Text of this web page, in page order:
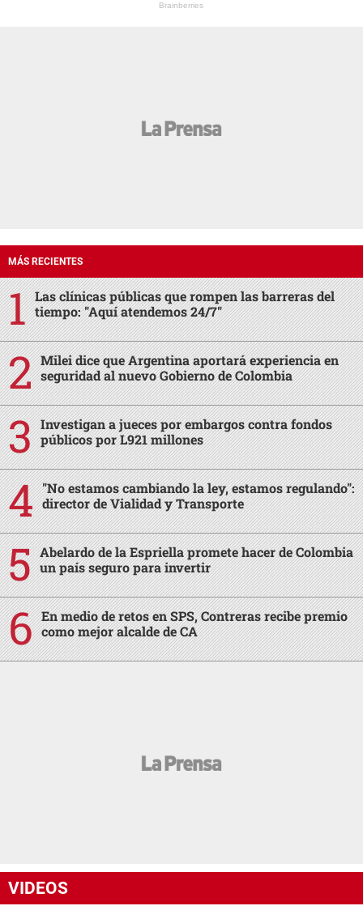
Brainberries
MÁS RECIENTES
Las clínicas públicas que rompen las barreras del
tiempo: "Aquí atendemos 24/7"
Milei dice que Argentina aportará experiencia en
seguridad al nuevo Gobierno de Colombia
Investigan a jueces por embargos contra fondos
públicos por L921 millones
"No estamos cambiando la ley, estamos regulando":
director de Vialidad y Transporte
Abelardo de la Espriella promete hacer de Colombia
un país seguro para invertir
En medio de retos en SPS, Contreras recibe premio
como mejor alcalde de CA
VIDEOS